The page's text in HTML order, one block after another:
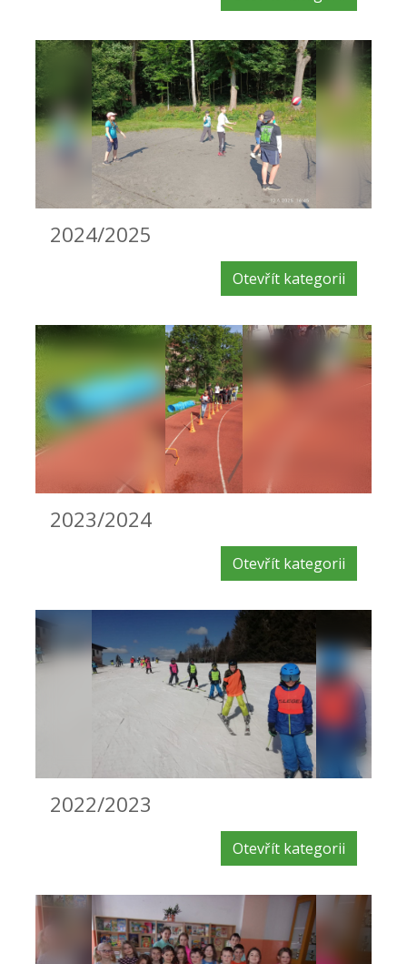
2024/2025
Otevřít kategorii
2023/2024
Otevřít kategorii
2022/2023
Otevřít kategorii